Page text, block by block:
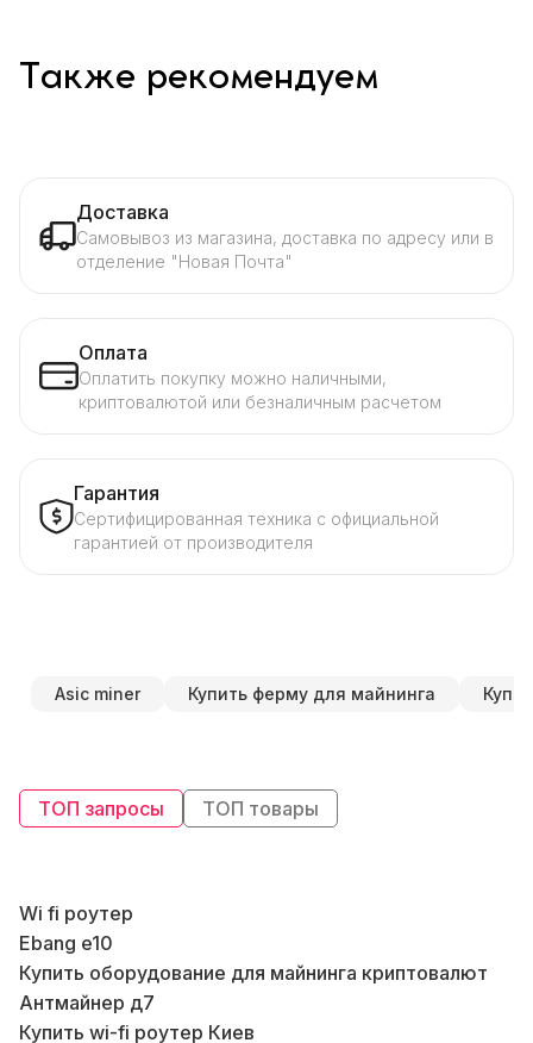
Также рекомендуем
Доставка
Самовывоз из магазина, доставка по адресу или в
отделение "Новая Почта"
Оплата
Оплатить покупку можно наличными,
криптовалютой или безналичным расчетом
Гарантия
Сертифицированная техника с официальной
гарантией от производителя
Asic miner Купить ферму для майнинга
ТОП запросы ТОП товары
Wi fi роутер
Ebang e10
Купить оборудование для майнинга криптовалют
Антмайнер д7
Купить wi-fi роутер Киев